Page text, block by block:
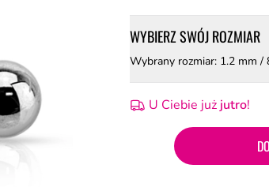
WYBIERZ SWÓJ ROZMIAR
Wybrany rozmiar: 1.2 mm /
U Ciebie już jutro!